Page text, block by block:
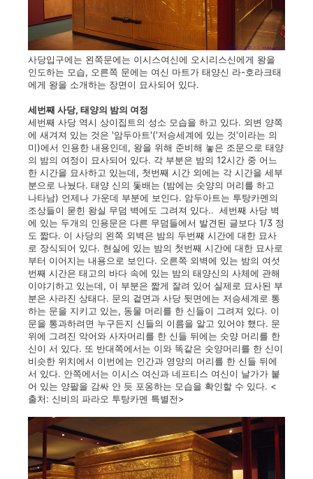
사당입구에는 왼쪽문에는 이시스여신에 오시리스신에게 왕을
인도하는 모습, 오른쪽 문에는 여신 마트가 태양신 라-호라크태
에게 왕을 소개하는 장면이 묘사되어 있다.
세번째 사당, 태양의 밤의 여정
세번째 사당 역시 상이집트의 성소 모습을 하고 있다. 외변 양쪽
에 새겨져 있는 것은 '암두아트'('저승세계에 있는 것'이라는 의
미)에서 인용한 내용인데, 왕을 위해 준비해 놓은 조문으로 태양
의 밤의 여정이 묘사되어 있다. 각 부분은 밤의 12시간 중 어느
한 시간을 묘사하고 있는데, 첫번째 시간 외에는 각 시간을 세부
분으로 나눴다. 태양 신의 돛배는 (밤에는 숫양의 머리를 하고
나타남) 언제나 가운데 부분에 보인다. 암두아트는 투탕카멘의
조상들이 묻힌 왕실 무덤 벽에도 그려져 있다.. 세번째 사당 벽
에 있는 두개의 인용문은 다른 무덤들에서 발견된 글보다 1/3 정
도 짧다. 이 사당의 왼쪽 외벽은 밤의 두번째 시간에 대한 묘사
로 장식되어 있다. 현실에 있는 밤의 첫번째 시간에 대한 묘사로
부터 이어지는 내용으로 보인다. 오른쪽 외벽에 있는 밤의 여섯
번째 시간은 태고의 바다 속에 있는 밤의 태양신의 사체에 관해
이야기하고 있는데, 이 부분은 짧게 잘려 있어 실제로 묘사된 부
분은 사라진 상태다. 문의 겉면과 사당 뒷면에는 저승세계로 통
하는 문을 지키고 있는, 동물 머리를 한 신들이 그려져 있다. 이
문을 통과하려면 누구든지 신들의 이름을 알고 있어야 했다. 문
위에 그려진 악어와 사자머리를 한 신들 뒤에는 숫양 머리를 한
신이 서 있다. 또 반대쪽에서는 이와 똑같은 숫양머리를 한 신이
비슷한 위치에서 이번에는 인간과 영양의 머리를 한 신들 뒤에
서 있다. 안쪽에서는 이시스 여신과 네프티스 여신이 날가가 붙
어 있는 양팔을 감싸 안 듯 포옹하는 모습을 확인할 수 있다. <
출처: 신비의 파라오 투탕카멘 특별전>